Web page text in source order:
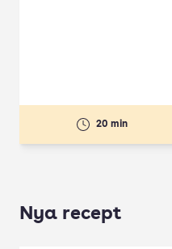
20 min
Nya recept